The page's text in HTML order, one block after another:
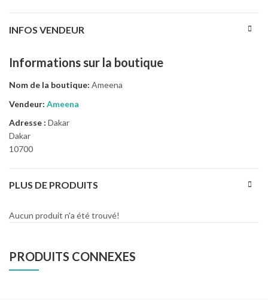
INFOS VENDEUR
Informations sur la boutique
Nom de la boutique: Ameena
Vendeur: Ameena
Adresse : Dakar
Dakar
10700
PLUS DE PRODUITS
Aucun produit n'a été trouvé!
PRODUITS CONNEXES